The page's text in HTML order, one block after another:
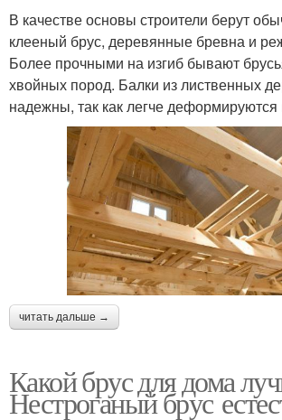
В качестве основы строители берут
клееный брус, деревянные бревна и
Более прочными на изгиб бывают
хвойных пород. Балки из лиственных
надежны, так как легче деформируются
читать дальше →
Какой брус для дома
Нестроганый брус